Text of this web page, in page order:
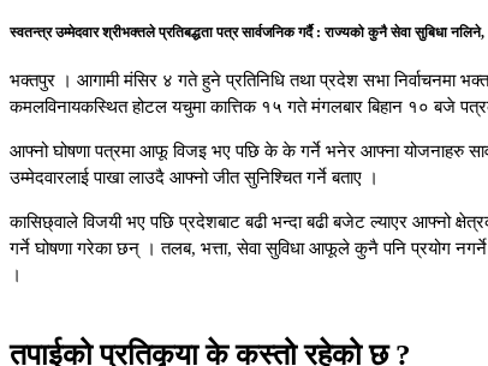
स्वतन्त्र उम्मेदवार श्रीभक्तले प्रतिबद्धता पत्र सार्वजनिक गर्दै : राज्यको कुनै सेवा सुबिधा
भक्तपुर । आगामी मंसिर ४ गते हुने प्रतिनिधि तथा प्रदेश सभा निर्वाचनमा
कमलविनायकस्थित होटल यचुमा कात्तिक १५ गते मंगलबार बिहान १० बजे
आफ्नो घोषणा पत्रमा आफू विजइ भए पछि के के गर्ने भनेर आफ्ना योजनाहरु
उम्मेदवारलाई पाखा लाउदै आफ्नो जीत सुनिश्चित गर्ने बताए ।
कासिछ्वाले विजयी भए पछि प्रदेशबाट बढी भन्दा बढी बजेट ल्याएर आफ्नो
गर्ने घोषणा गरेका छन् । तलब, भत्ता, सेवा सुविधा आफूले कुनै पनि प्रयोग नगर्ने
।
तपाईको प्रतिकृया के कस्तो रहेको छ ?